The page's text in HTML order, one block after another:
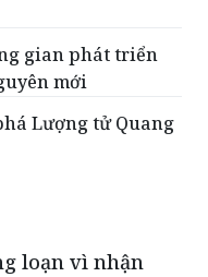
gian phát triển
mới
Lượng tử Quang
loạn vì nhận